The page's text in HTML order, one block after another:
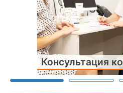
Консультация